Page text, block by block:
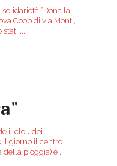
“Dona la
Coop di via Monti,
stati
il clou dei
il giorno il centro
della pioggia) è